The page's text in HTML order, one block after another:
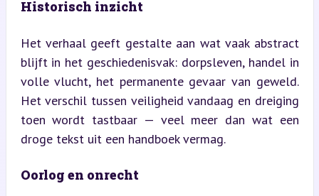
Historisch inzicht
Het verhaal geeft gestalte aan wat vaak abstract
blijft in het geschiedenisvak: dorpsleven, handel in
volle vlucht, het permanente gevaar van geweld.
Het verschil tussen veiligheid vandaag en dreiging
toen wordt tastbaar — veel meer dan wat een
droge tekst uit een handboek vermag.
Oorlog en onrecht